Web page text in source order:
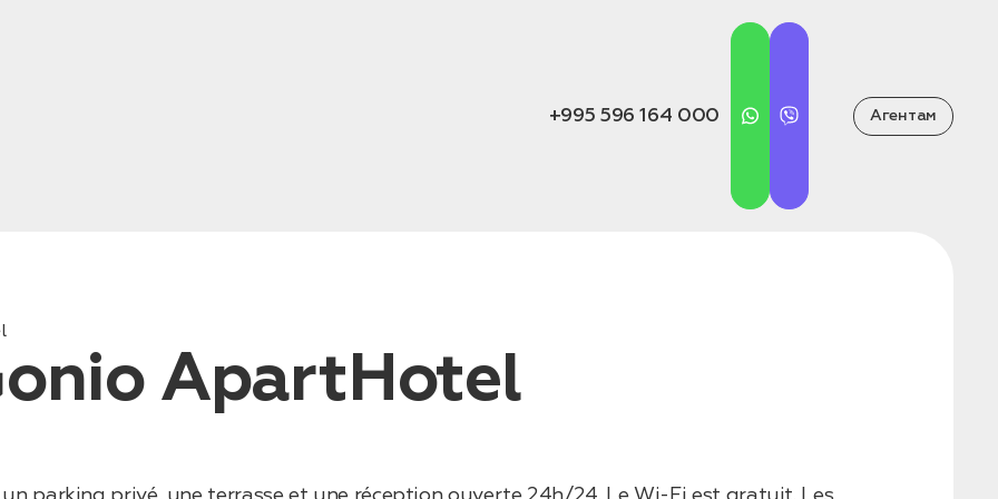
+995 596 164 000 Агентам
ApartHotel